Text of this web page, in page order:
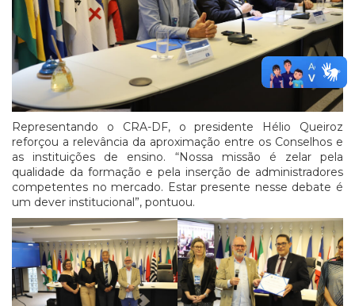
Representando o CRA-DF, o presidente Hélio Queiroz
reforçou a relevância da aproximação entre os Conselhos e
as instituições de ensino. “Nossa missão é zelar pela
qualidade da formação e pela inserção de administradores
competentes no mercado. Estar presente nesse debate é
um dever institucional”, pontuou.